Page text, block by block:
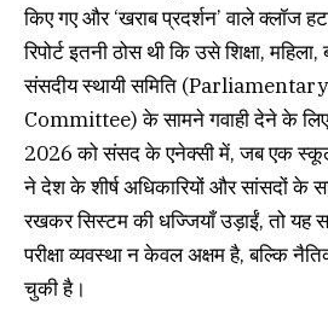
किए गए और ‘खराब प्रदर्शन’ वाले क्लॉज
रिपोर्ट इतनी ठोस थी कि उसे शिक्षा,
संसदीय स्थायी समिति
Committee) के सामने गवाही देने के लिए
2026 को संसद के एनेक्सी में, जब एक स्कूल
ने देश के शीर्ष अधिकारियों और सांसदों के
रखकर सिस्टम की धज्जियाँ उड़ाईं, तो यह
परीक्षा व्यवस्था न केवल अक्षम है, बल्कि
चुकी है।